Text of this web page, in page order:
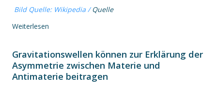
Bild Quelle: Wikipedia /Quelle
Weiterlesen
Gravitationswellen können zur Erklärung der
Asymmetrie zwischen Materie und
Antimaterie beitragen